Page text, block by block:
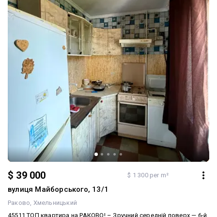
$ 39 000 $ 1 300 per m²
вулиця Майборського, 13/1
Раково Хмельницький
45511 ТОП квартира на РАКОВО! – Зручний середній поверх — 6-й